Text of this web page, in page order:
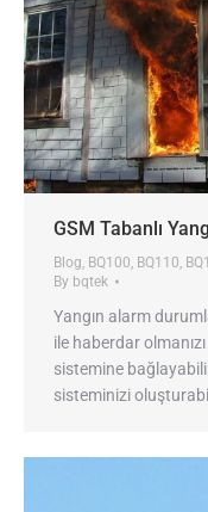
GSM Tabanlı
Blog, BQ100, BQ110,
By bqtek
Yangın alarm
ile haberdar
sistemine
sisteminizi